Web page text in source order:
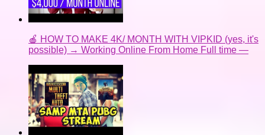
🍎 HOW TO MAKE 4K/ MONTH WITH VIPKID (yes, it's
possible) → Working Online From Home Full time —